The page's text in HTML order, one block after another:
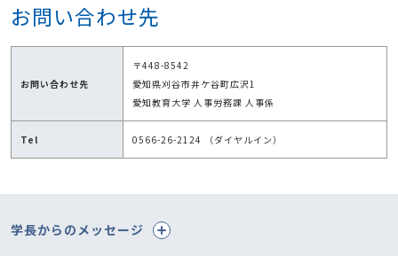
お問い合わせ先
お問い合わせ先
〒448-8542
愛知県刈谷市井ケ谷町広沢1
愛知教育大学 人事労務課 人事係
Tel 0566-26-2124 （ダイヤルイン）
学長からのメッセージ